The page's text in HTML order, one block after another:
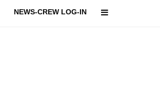
NEWS-CREW LOG-IN